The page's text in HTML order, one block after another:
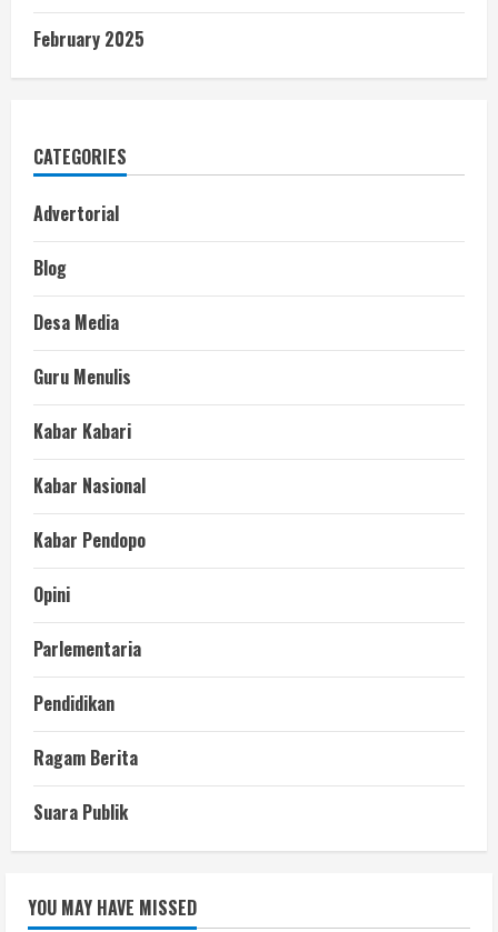
February 2025
CATEGORIES
Advertorial
Blog
Desa Media
Guru Menulis
Kabar Kabari
Kabar Nasional
Kabar Pendopo
Opini
Parlementaria
Pendidikan
Ragam Berita
Suara Publik
YOU MAY HAVE MISSED